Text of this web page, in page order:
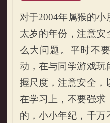
对于2004年属猴的小
太岁的年份，注意安
么大问题。平时不
动，在与同学游戏玩
握尺度，注意安全，
在学习上，不要强求
的，小小年纪，千万